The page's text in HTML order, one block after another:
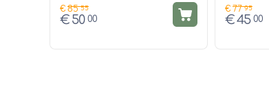
€85 55
€ 50 00
€77 95
€45 00